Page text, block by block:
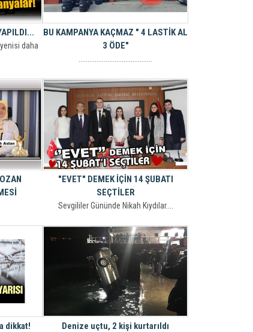
yenisi daha
BU KAMPANYA KAÇMAZ " 4 LASTİK AL
3 ÖDE"
uygulayan
çıktı.
ile ilgili
soruları
"EVET" DEMEK İÇİN 14 ŞUBATI
SEÇTİLER
Sevgililer Gününde Nikah Kıydılar....
dikkat! Denize uçtu, 2 kişi kurtarıldı